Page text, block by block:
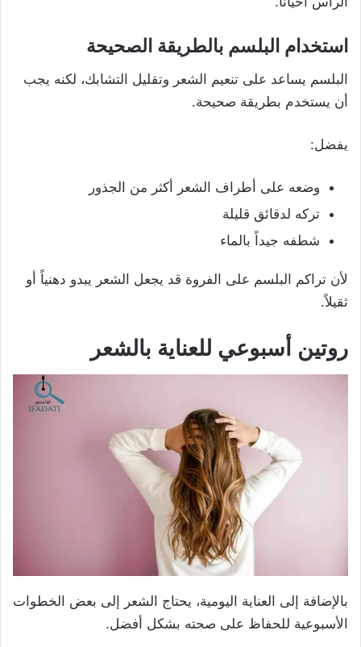
استخدام البلسم بالطريقة الصحيحة
البلسم يساعد على تنعيم الشعر وتقليل التشابك، لكنه يجب
أن يستخدم بطريقة صحيحة.
يفضل:
وضعه على أطراف الشعر أكثر من الجذور
تركه لدقائق قليلة
شطفه جيداً بالماء
لأن تراكم البلسم على الفروة قد يجعل الشعر يبدو دهنياً أو
ثقيلاً.
روتين أسبوعي للعناية بالشعر
بالإضافة إلى العناية اليومية، يحتاج الشعر إلى بعض الخطوات
الأسبوعية للحفاظ على صحته بشكل أفضل.